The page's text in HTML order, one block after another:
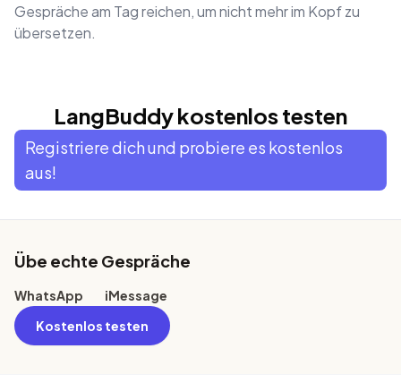
Gespräche am Tag reichen, um nicht mehr im Kopf zu
übersetzen.
LangBuddy kostenlos testen
Registriere dich und probiere es kostenlos
aus!
Übe echte Gespräche
WhatsApp
iMessage
Kostenlos testen